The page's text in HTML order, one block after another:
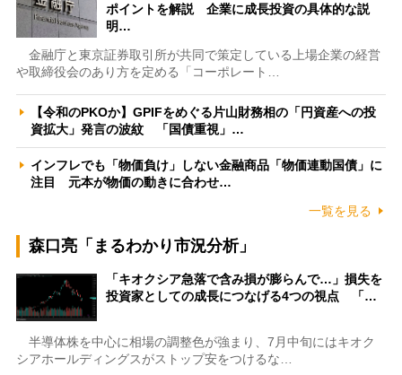
ポイントを解説 企業に成長投資の具体的な説
明…
金融庁と東京証券取引所が共同で策定している上場企業の経営
や取締役会のあり方を定める「コーポレート…
【令和のPKOか】GPIFをめぐる片山財務相の「円資産への投
資拡大」発言の波紋 「国債重視」…
インフレでも「物価負け」しない金融商品「物価連動国債」に
注目 元本が物価の動きに合わせ…
一覧を見る
森口亮「まるわかり市況分析」
「キオクシア急落で含み損が膨らんで…」損失を
投資家としての成長につなげる4つの視点 「…
半導体株を中心に相場の調整色が強まり、7月中旬にはキオク
シアホールディングスがストップ安をつけるな…